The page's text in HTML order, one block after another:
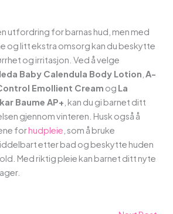
utfordring for barnas hud, men med
og litt ekstra omsorg kan du beskytte
og irritasjon. Ved å velge
Baby Calendula Body Lotion A-
Emollient Cream og La
Baume AP+ , kan du gi barnet ditt
gjennom vinteren. Husk også å
forhudpleie , som å bruke
etter bad og beskytte huden
Med riktig pleie kan barnet ditt nyte